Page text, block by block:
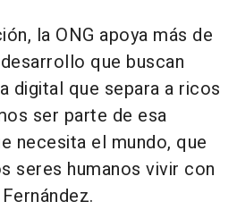
la ONG apoya más de
que buscan
digital que separa a ricos
ser parte de esa
necesita el mundo, que
seres humanos vivir con